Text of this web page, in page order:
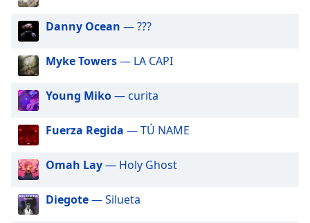
modal
window.
dialog
window.
Escape
cancel
and
close
Danny Ocean — ???
Myke Towers— LA CAPI
Young Miko— curita
Fuerza Regida — TÚ NAME
Omah Lay— Holy Ghost
Diegote— Silueta